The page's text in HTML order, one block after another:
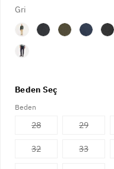
Gri
Beden Seç
Beden
28 29
32 33